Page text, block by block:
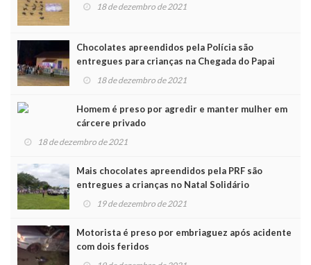
18 de dezembro de 2021
Chocolates apreendidos pela Polícia são
entregues para crianças na Chegada do Papai
Noel 18 de dezembro de 2021
Homem é preso por agredir e manter mulher em
cárcere privado
18 de dezembro de 2021
Mais chocolates apreendidos pela PRF são
entregues a crianças no Natal Solidário
19 de dezembro de 2021
Motorista é preso por embriaguez após acidente
com dois feridos